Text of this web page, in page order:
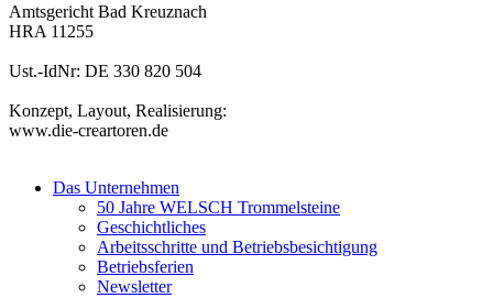
Amtsgericht Bad Kreuznach
HRA 11255
Ust.-IdNr: DE 330 820 504
Konzept, Layout, Realisierung:
www.die-creartoren.de
Das Unternehmen
50 Jahre WELSCH Trommelsteine
Geschichtliches
Arbeitsschritte und Betriebsbesichtigung
Betriebsferien
Newsletter